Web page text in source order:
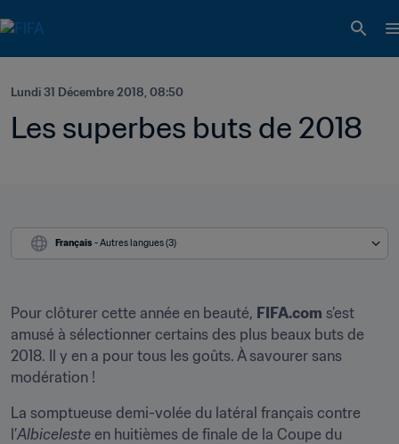
Lundi 31 Décembre 2018, 08:50
Les superbes buts de 2018
Français - Autres langues (3)
Pour clôturer cette année en beauté, FIFA.com s’est
amusé à sélectionner certains des plus beaux buts de
2018. Il y en a pour tous les goûts. À savourer sans
modération !
La somptueuse demi-volée du latéral français contre
l’Albiceleste en huitièmes de finale de la Coupe du